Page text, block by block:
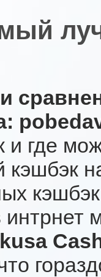
и где
кэшбэк
интрнет